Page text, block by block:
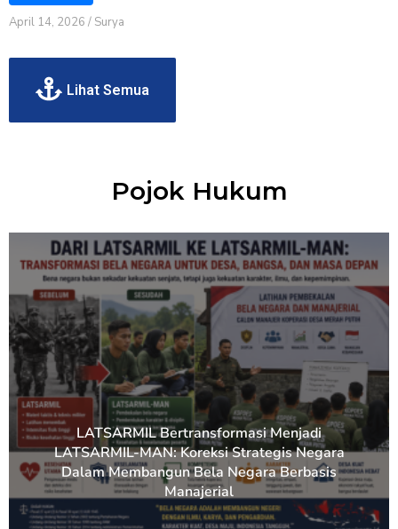
April 14, 2026 / Surya
Lihat Semua
Pojok Hukum
LATSARMIL Bertransformasi Menjadi
LATSARMIL-MAN: Koreksi Strategis Negara
Dalam Membangun Bela Negara Berbasis
Manajerial